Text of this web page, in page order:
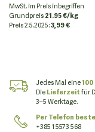
MwSt. im Preis inbegriffen
Grundpreis21.95 €/kg
Preis2.5.2025:3,99 €
Jedes Mal eine
DieLieferzeitfür
3–5 Werktage.
Per Telefon
+385 1 5573 568